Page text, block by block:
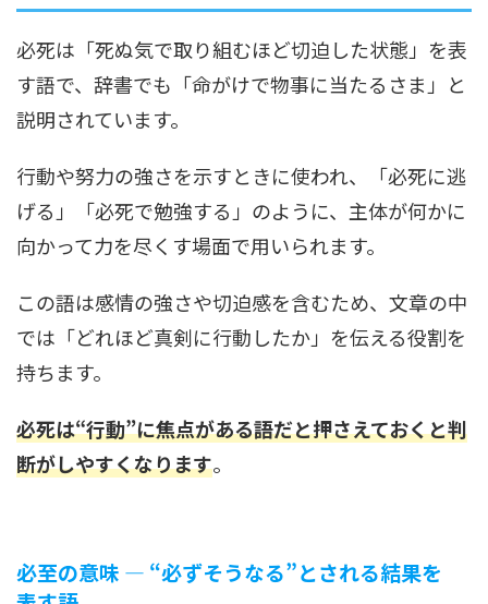
必死は「死ぬ気で取り組むほど切迫した状態」を表
す語で、辞書でも「命がけで物事に当たるさま」と
説明されています。
行動や努力の強さを示すときに使われ、「必死に逃
げる」「必死で勉強する」のように、主体が何かに
向かって力を尽くす場面で用いられます。
この語は感情の強さや切迫感を含むため、文章の中
では「どれほど真剣に行動したか」を伝える役割を
持ちます。
必死は“行動”に焦点がある語だと押さえておくと判
断がしやすくなります。
必至の意味 ― “必ずそうなる”とされる結果を